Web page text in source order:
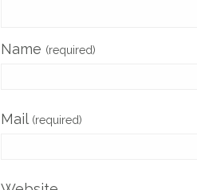
Name (required)
Mail (required)